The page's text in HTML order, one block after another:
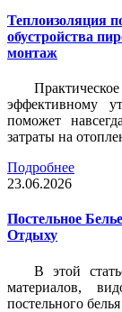
Теплоизоляция
обустройства
монтаж
эффективному
поможет
затраты на
Подробнее
23.06.2026
Постельное
Отдыху
В этой
материалов,
постельного белья